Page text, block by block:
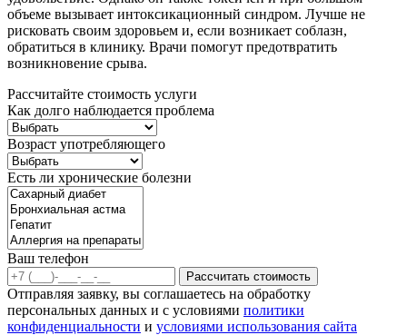
объеме вызывает интоксикационный синдром. Лучше не
рисковать своим здоровьем и, если возникает соблазн,
обратиться в клинику. Врачи помогут предотвратить
возникновение срыва.
Рассчитайте стоимость услуги
Как долго наблюдается проблема
Возраст употребляющего
Есть ли хронические болезни
Ваш телефон
Рассчитать стоимость
Отправляя заявку, вы соглашаетесь на обработку
персональных данных и с условиями политики
конфиденциальности и условиями использования сайта